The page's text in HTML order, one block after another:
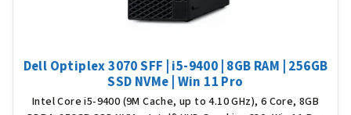
Dell Optiplex 3070 SFF | i5-9400 | 8GB RAM | 256GB
SSD NVMe | Win 11 Pro
Intel Core i5-9400 (9M Cache, up to 4.10 GHz), 6 Core, 8GB